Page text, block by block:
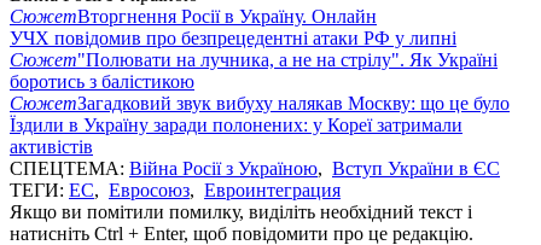
СюжетВторгнення Росії в Україну. Онлайн
УЧХ повідомив про безпрецедентні атаки РФ у липні
Сюжет"Полювати на лучника, а не на стрілу". Як Україні
боротись з балістикою
СюжетЗагадковий звук вибуху налякав Москву: що це було
Їздили в Україну заради полонених: у Кореї затримали
активістів
СПЕЦТЕМА: Війна Росії з Україною, Вступ України в ЄС
ТЕГИ: ЕС, Евросоюз, Евроинтеграция
Якщо ви помітили помилку, виділіть необхідний текст і
натисніть Ctrl + Enter, щоб повідомити про це редакцію.